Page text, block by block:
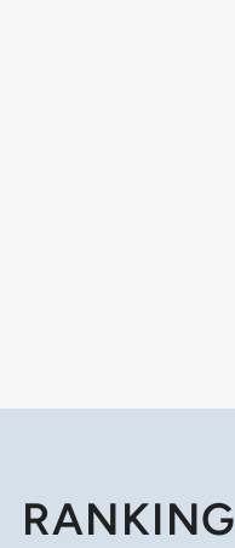
RANKING